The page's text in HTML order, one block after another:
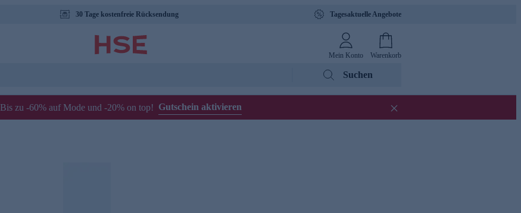
30 Tage kostenfreie Rücksendung Tagesaktuelle Angebote
Mein Konto Warenkorb
Suchen
Bis zu -60% auf Mode und -20% on top! Gutschein aktivieren